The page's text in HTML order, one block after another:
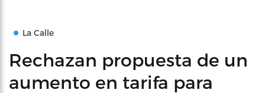
La Calle
Rechazan propuesta de un
aumento en tarifa para